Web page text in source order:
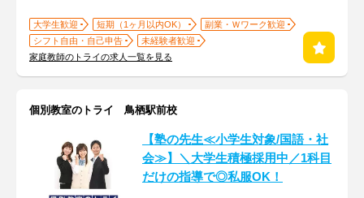
大学生歓迎 短期（1ヶ月以内OK）
副業・Ｗワーク歓迎
シフト自由・自己申告
未経験者歓迎
家庭教師のトライの求人一覧を見る
個別教室のトライ 鳥栖駅前校
【塾の先生≪小学生対象/国語・社
会≫】＼大学生積極採用中／1科目
だけの指導で◎私服OK！